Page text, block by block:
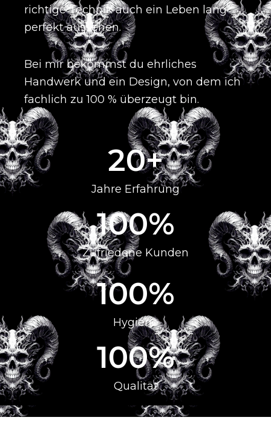
richtige Technik auch ein Leben lang
perfekt aussehen.
Bei mir bekommst du ehrliches
Handwerk und ein Design, von dem ich
fachlich zu 100 % überzeugt bin.
Jahre Erfahrung
20+
Zufriedene Kunden
100%
Hygiene
100%
Qualität
100%